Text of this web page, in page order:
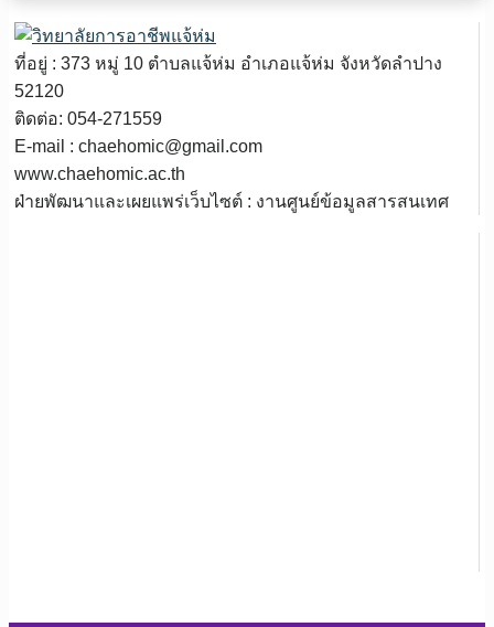
ที่อยู่ : 373 หมู่ 10 ตำบลแจ้ห่ม อำเภอแจ้ห่ม จังหวัดลำปาง
52120
ติดต่อ: 054-271559
E-mail : chaehomic@gmail.com
www.chaehomic.ac.th
ฝ่ายพัฒนาและเผยแพร่เว็บไซต์ : งานศูนย์ข้อมูลสารสนเทศ